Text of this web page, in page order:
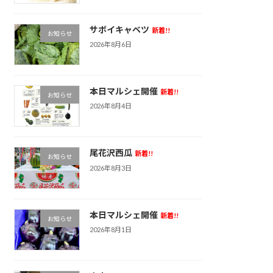
お知らせ サボイキャベツ 新着!!
2026年8月6日
お知らせ 本日マルシェ開催 新着!!
2026年8月4日
お知らせ 尾花沢西瓜 新着!!
2026年8月3日
お知らせ 本日マルシェ開催 新着!!
2026年8月1日